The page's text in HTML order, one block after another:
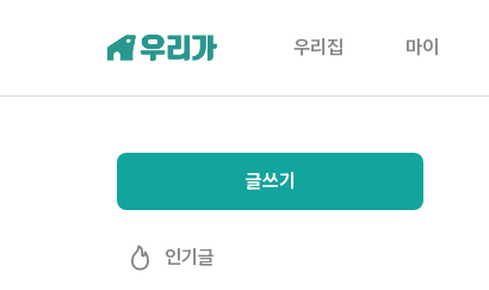
우리집 마이
글쓰기
인기글